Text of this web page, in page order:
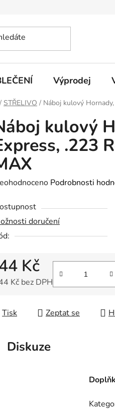
Výprodej
Domů
/ STŘELIVO / Náboj kulový
kulový
.223
Podrobnosti
doručení
Kč
Kč bez DPH
Tisk Zeptat se
Diskuze